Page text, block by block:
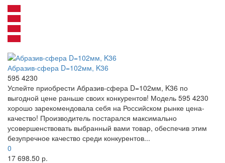
Абразив-сфера D=102мм, K36
595 4230
Успейте приобрести Абразив-сфера D=102мм, K36 по
выгодной цене раньше своих конкурентов! Модель 595 4230
хорошо зарекомендовала себя на Российском рынке цена-
качество! Производитель постарался максимально
усовершенствовать выбранный вами товар, обеспечив этим
безупречное качество среди конкурентов...
0
17 698.50 р.